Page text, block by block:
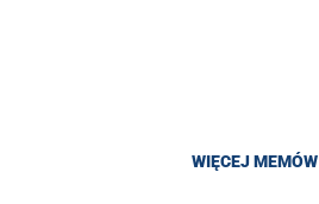
WIĘCEJ MEMÓW